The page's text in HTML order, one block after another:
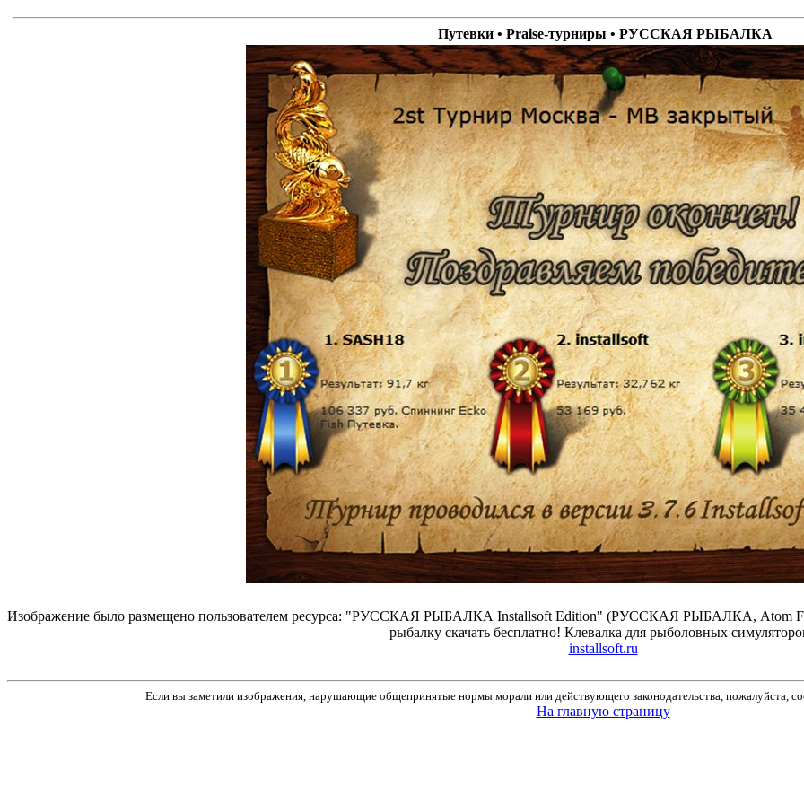
Путевки • Praise-турниры • РУССКАЯ РЫБАЛКА
Изображение было размещено пользователем ресурса: "РУССКАЯ РЫБАЛКА Installsoft Edition" (РУССКАЯ РЫБАЛКА, Atom
рыбалку скачать бесплатно! Клевалка для рыболовных
installsoft.ru
Если вы заметили изображения, нарушающие общепринятые нормы морали или действующего законодательства, пожалуйста,
На главную страницу